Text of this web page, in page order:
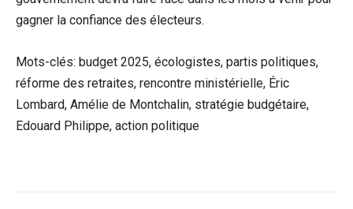
gagner la confiance des électeurs.
Mots-clés: budget 2025, écologistes, partis politiques,
réforme des retraites, rencontre ministérielle, Éric
Lombard, Amélie de Montchalin, stratégie budgétaire,
Edouard Philippe, action politique